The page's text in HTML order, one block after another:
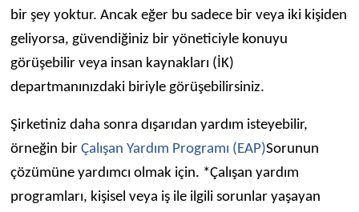
bir şey yoktur. Ancak eğer bu sadece bir veya iki kişiden
geliyorsa, güvendiğiniz bir yöneticiyle konuyu
görüşebilir veya insan kaynakları (İK)
departmanınızdaki biriyle görüşebilirsiniz.
Şirketiniz daha sonra dışarıdan yardım isteyebilir,
örneğin bir Çalışan Yardım Programı (EAP)Sorunun
çözümüne yardımcı olmak için. *Çalışan yardım
programları, kişisel veya iş ile ilgili sorunlar yaşayan